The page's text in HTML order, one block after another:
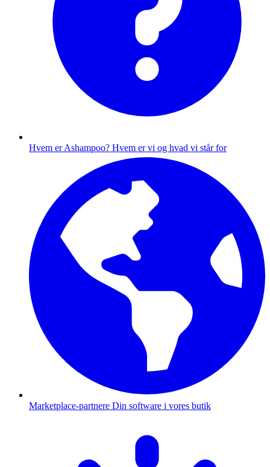
Hvem er Ashampoo? Hvem er vi og hvad vi står for
Marketplace-partnere Din software i vores butik